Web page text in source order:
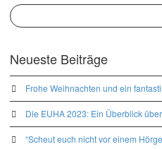
Neueste Beiträge
Frohe Weihnachten und ein
Die EUHA 2023: Ein Überblick
“Scheut euch nicht vor einem